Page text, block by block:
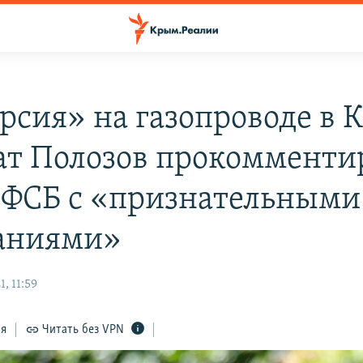
на газопроводе в
Полозов
с «признательными
11:59
Читать без VPN